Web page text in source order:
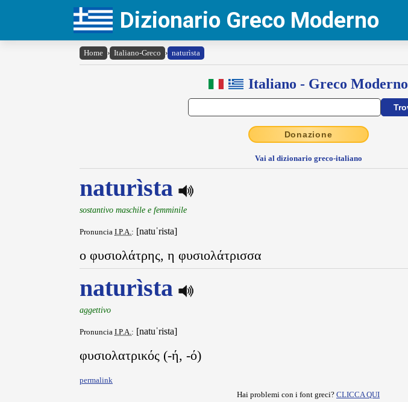
Dizionario Greco Moderno
Home › Italiano-Greco › naturìsta
Italiano - Greco Moderno
Donazione
Vai al dizionario greco-italiano
naturìsta
sostantivo maschile e femminile
Pronuncia I.P.A.: [natuˈrista]
ο φυσιολάτρης, η φυσιολάτρισσα
naturìsta
aggettivo
Pronuncia I.P.A. : [natuˈrista]
φυσιολατρικός (-ή, -ό)
permalink
Hai problemi con i font greci? CLICCA QUI